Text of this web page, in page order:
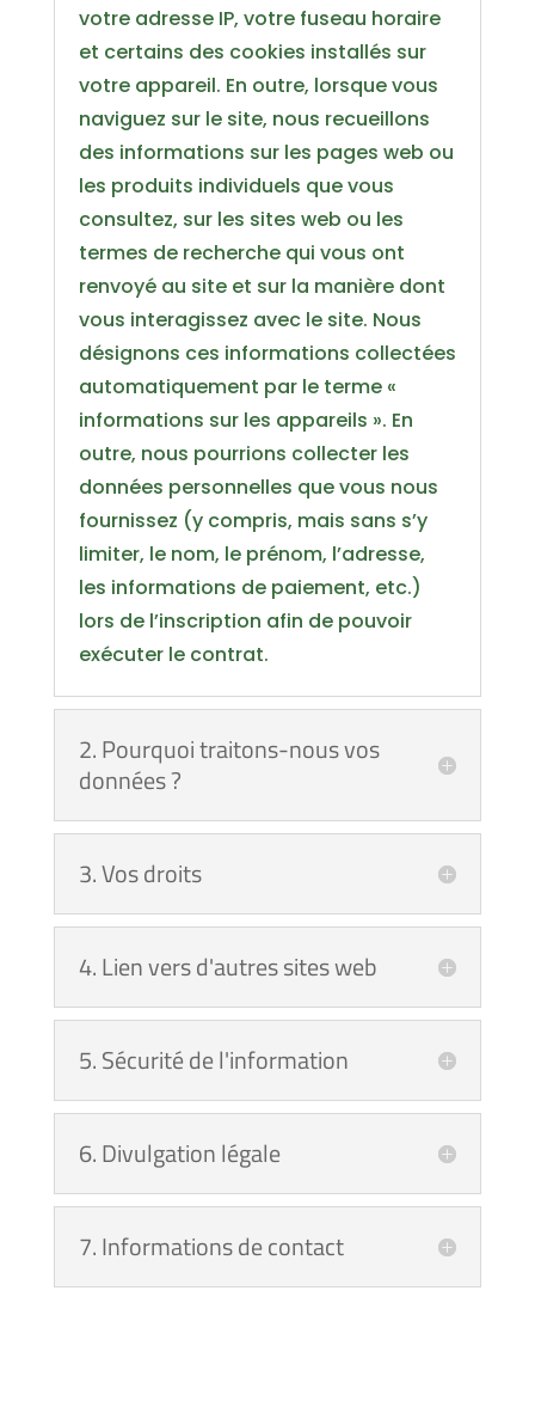
votre adresse IP, votre fuseau horaire
et certains des cookies installés sur
votre appareil. En outre, lorsque vous
naviguez sur le site, nous recueillons
des informations sur les pages web ou
les produits individuels que vous
consultez, sur les sites web ou les
termes de recherche qui vous ont
renvoyé au site et sur la manière dont
vous interagissez avec le site. Nous
désignons ces informations collectées
automatiquement par le terme «
informations sur les appareils ». En
outre, nous pourrions collecter les
données personnelles que vous nous
fournissez (y compris, mais sans s’y
limiter, le nom, le prénom, l’adresse,
les informations de paiement, etc.)
lors de l’inscription afin de pouvoir
exécuter le contrat.
2. Pourquoi traitons-nous vos
données ?
3. Vos droits
4. Lien vers d'autres sites web
5. Sécurité de l'information
6. Divulgation légale
7. Informations de contact